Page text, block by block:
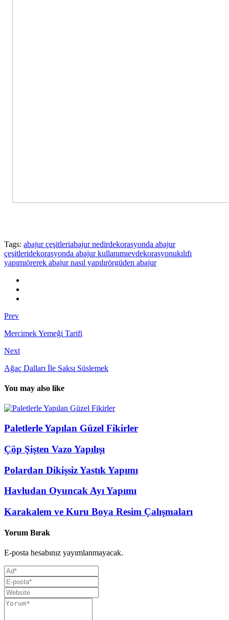
Tags: abajur çeşitleriabajur nedirdekorasyonda abajur
çeşitleridekorasyonda abajur kullanımıevdekorasyonukılıfı
yapımıörerek abajur nasıl yapılırörgüden abajur
Prev
Mercimek Yemeği Tarifi
Next
Ağaç Dalları İle Saksı Süslemek
You may also like
Paletlerle Yapılan Güzel Fikirler
Çöp Şişten Vazo Yapılışı
Polardan Dikişsiz Yastık Yapımı
Havludan Oyuncak Ayı Yapımı
Karakalem ve Kuru Boya Resim Çalışmaları
Yorum Bırak
E-posta hesabınız yayımlanmayacak.